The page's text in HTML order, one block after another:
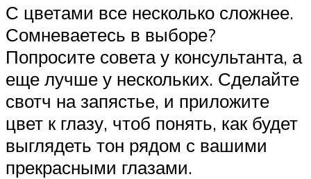
С цветами все несколько сложнее.
Сомневаетесь в выборе?
Попросите совета у консультанта, а
еще лучше у нескольких. Сделайте
свотч на запястье, и приложите
цвет к глазу, чтоб понять, как будет
выглядеть тон рядом с вашими
прекрасными глазами.